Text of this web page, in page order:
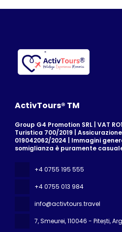
ActivTours® TM
Group G4 Promotion SRL | VAT
Turistica 700/2019 | Assicurazione
019042062/2024 | Immagini
somiglianza è puramente
+4 0755 195 555
+4 0755 013 984
info@activtours.travel
7, Smeurei, 110046 - Pitești,